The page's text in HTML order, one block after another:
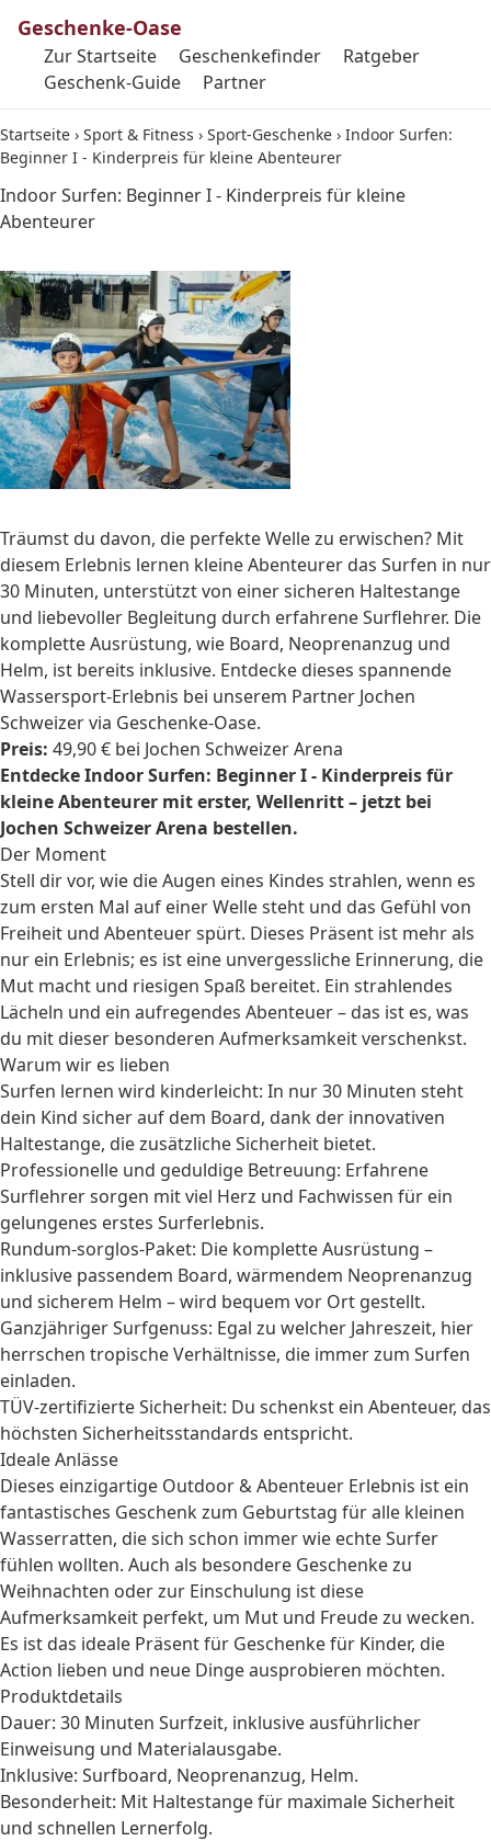
Geschenke-Oase
Zur Startseite Geschenkefinder
Ratgeber
Geschenk-Guide
Partner
Startseite › Sport & Fitness › Sport-Geschenke › Indoor Surfen:
Beginner I - Kinderpreis für kleine Abenteurer
Indoor Surfen: Beginner I - Kinderpreis für kleine
Abenteurer
Träumst du davon, die perfekte Welle zu erwischen? Mit
diesem Erlebnis lernen kleine Abenteurer das Surfen in nur
30 Minuten, unterstützt von einer sicheren Haltestange
und liebevoller Begleitung durch erfahrene Surflehrer. Die
komplette Ausrüstung, wie Board, Neoprenanzug und
Helm, ist bereits inklusive. Entdecke dieses spannende
Wassersport-Erlebnis bei unserem Partner Jochen
Schweizer via Geschenke-Oase.
Preis: 49,90 € bei Jochen Schweizer Arena
Entdecke Indoor Surfen: Beginner I - Kinderpreis für
kleine Abenteurer mit erster, Wellenritt – jetzt bei
Jochen Schweizer Arena bestellen.
Der Moment
Stell dir vor, wie die Augen eines Kindes strahlen, wenn es
zum ersten Mal auf einer Welle steht und das Gefühl von
Freiheit und Abenteuer spürt. Dieses Präsent ist mehr als
nur ein Erlebnis; es ist eine unvergessliche Erinnerung, die
Mut macht und riesigen Spaß bereitet. Ein strahlendes
Lächeln und ein aufregendes Abenteuer – das ist es, was
du mit dieser besonderen Aufmerksamkeit verschenkst.
Warum wir es lieben
Surfen lernen wird kinderleicht: In nur 30 Minuten steht
dein Kind sicher auf dem Board, dank der innovativen
Haltestange, die zusätzliche Sicherheit bietet.
Professionelle und geduldige Betreuung: Erfahrene
Surflehrer sorgen mit viel Herz und Fachwissen für ein
gelungenes erstes Surferlebnis.
Rundum-sorglos-Paket: Die komplette Ausrüstung –
inklusive passendem Board, wärmendem Neoprenanzug
und sicherem Helm – wird bequem vor Ort gestellt.
Ganzjähriger Surfgenuss: Egal zu welcher Jahreszeit, hier
herrschen tropische Verhältnisse, die immer zum Surfen
einladen.
TÜV-zertifizierte Sicherheit: Du schenkst ein Abenteuer, das
höchsten Sicherheitsstandards entspricht.
Ideale Anlässe
Dieses einzigartige Outdoor & Abenteuer Erlebnis ist ein
fantastisches Geschenk zum Geburtstag für alle kleinen
Wasserratten, die sich schon immer wie echte Surfer
fühlen wollten. Auch als besondere Geschenke zu
Weihnachten oder zur Einschulung ist diese
Aufmerksamkeit perfekt, um Mut und Freude zu wecken.
Es ist das ideale Präsent für Geschenke für Kinder, die
Action lieben und neue Dinge ausprobieren möchten.
Produktdetails
Dauer: 30 Minuten Surfzeit, inklusive ausführlicher
Einweisung und Materialausgabe.
Inklusive: Surfboard, Neoprenanzug, Helm.
Besonderheit: Mit Haltestange für maximale Sicherheit
und schnellen Lernerfolg.